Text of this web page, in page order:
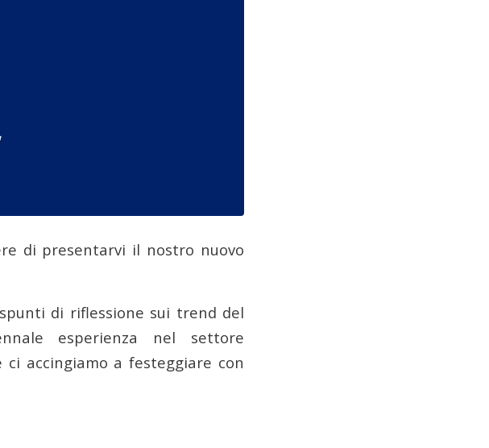
di presentarvi il nostro nuovo
di riflessione sui trend del
esperienza nel settore
accingiamo a festeggiare con